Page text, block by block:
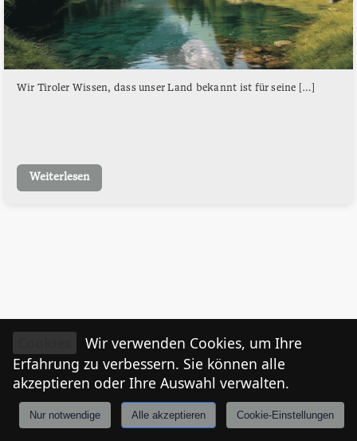
Wir Tiroler Wissen, dass unser Land bekannt ist für seine […]
Weiterlesen
Anmelden Tiroler
Wir verwenden Cookies, um Ihre
Erfahrung zu verbessern. Sie können alle
akzeptieren oder Ihre Auswahl verwalten.
Nur notwendige Alle akzeptieren Cookie-Einstellungen